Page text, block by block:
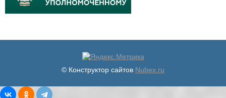
© Конструктор сайтов Nubex.ru